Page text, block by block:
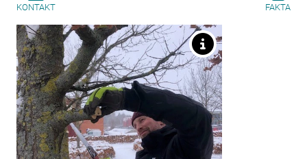
KONTAKT FAKTA